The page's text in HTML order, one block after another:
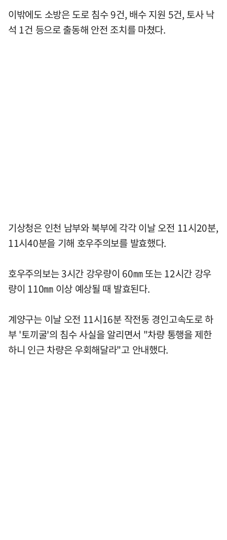
이밖에도 소방은 도로 침수 9건, 배수 지원 5건, 토사 낙
석 1건 등으로 출동해 안전 조치를 마쳤다.
기상청은 인천 남부와 북부에 각각 이날 오전 11시20분,
11시40분을 기해 호우주의보를 발효했다.
호우주의보는 3시간 강우량이 60㎜ 또는 12시간 강우
량이 110㎜ 이상 예상될 때 발효된다.
계양구는 이날 오전 11시16분 작전동 경인고속도로 하
부 '토끼굴'의 침수 사실을 알리면서 "차량 통행을 제한
하니 인근 차량은 우회해달라"고 안내했다.